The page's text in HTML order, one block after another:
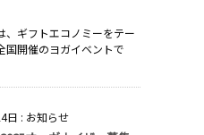
、ギフトエコノミーをテー
国開催のヨガイベントで
日 : お知らせ